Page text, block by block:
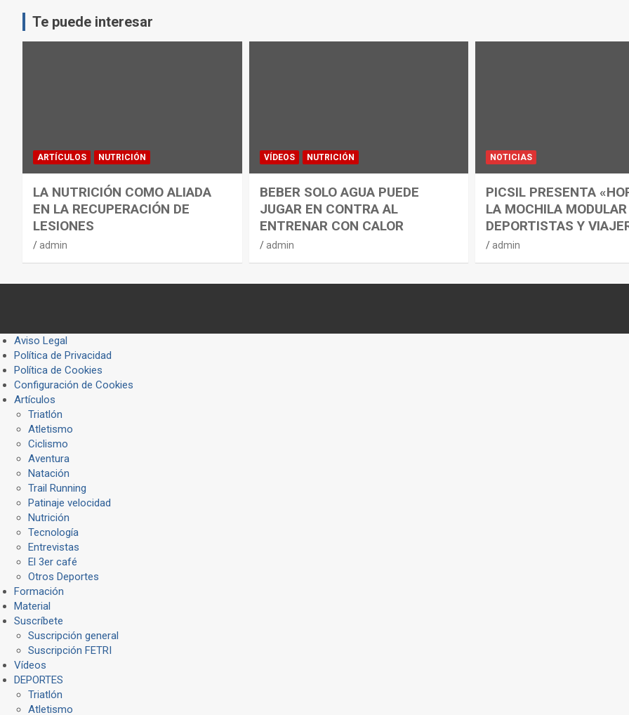
Te puede interesar
ARTÍCULOS NUTRICIÓN
LA NUTRICIÓN COMO ALIADA
EN LA RECUPERACIÓN DE
LESIONES
admin
VÍDEOS NUTRICIÓN
BEBER SOLO AGUA PUEDE
JUGAR EN CONTRA AL
ENTRENAR CON CALOR
admin
NOTICIAS
PICSIL PRESENTA
LA MOCHILA
DEPORTISTAS Y
admin
Aviso Legal
Política de Privacidad
Política de Cookies
Configuración de Cookies
Artículos
Triatlón
Atletismo
Ciclismo
Aventura
Natación
Trail Running
Patinaje velocidad
Nutrición
Tecnología
Entrevistas
El 3er café
Otros Deportes
Formación
Material
Suscríbete
Suscripción general
Suscripción FETRI
Vídeos
DEPORTES
Triatlón
Atletismo